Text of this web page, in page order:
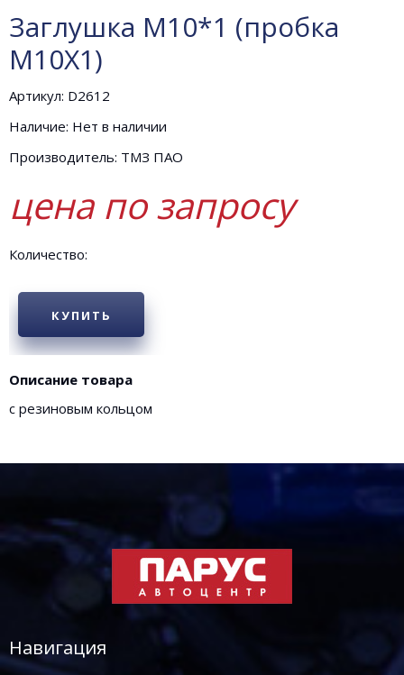
Заглушка М10*1 (пробка
М10Х1)
Артикул: D2612
Наличие: Нет в наличии
Производитель: ТМЗ ПАО
цена по запросу
Количество:
КУПИТЬ
Описание товара
с резиновым кольцом
Навигация